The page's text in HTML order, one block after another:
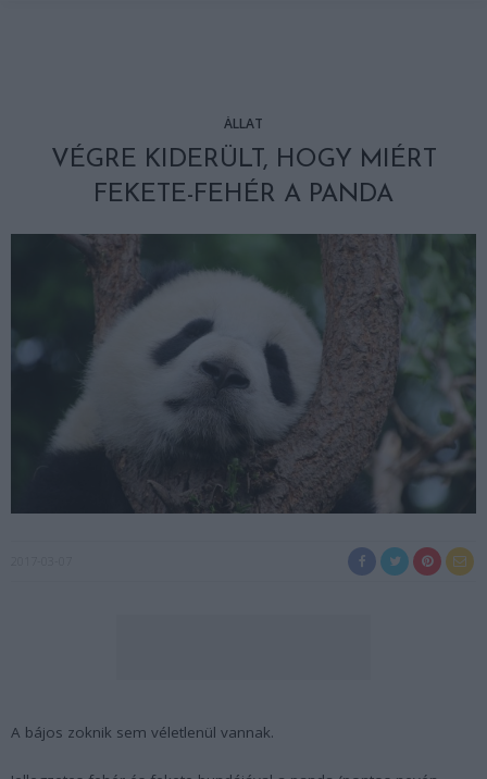
ÁLLAT
VÉGRE KIDERÜLT, HOGY MIÉRT
FEKETE-FEHÉR A PANDA
A bájos zoknik sem véletlenül vannak.